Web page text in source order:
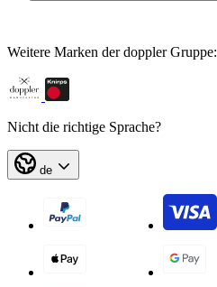
Weitere Marken der doppler Gruppe:
Nicht die richtige Sprache?
de